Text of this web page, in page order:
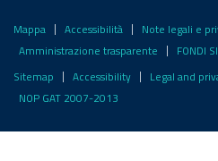
Mappa Accessibilità
Note legali e
Amministrazione trasparente
FONDI
Sitemap
Accessibility Legal and
NOP GAT 2007-2013